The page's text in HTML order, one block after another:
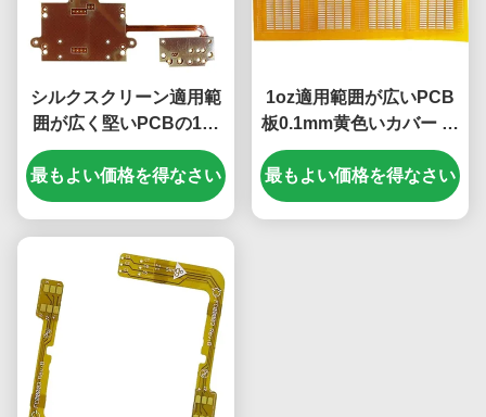
シルクスクリーン適用範
囲が広く堅いPCBの1つ
の層はPCB板ENIGを曲
げない
最もよい価格を得なさい
1oz適用範囲が広いPCB
板0.1mm黄色いカバー フ
ィルム1つの層の屈曲
PCB
最もよい価格を得なさい